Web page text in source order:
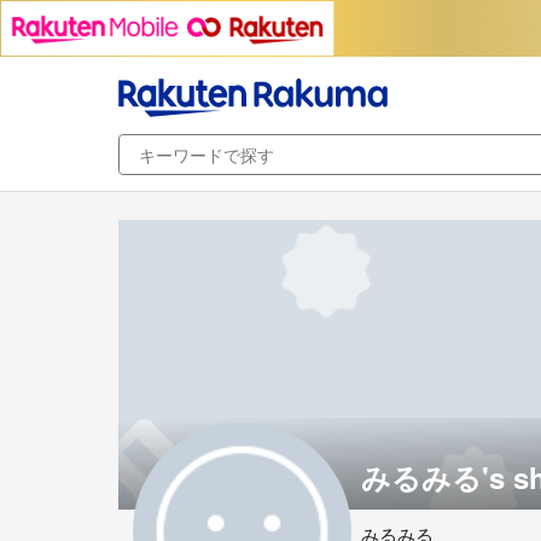
みるみる's
みるみる